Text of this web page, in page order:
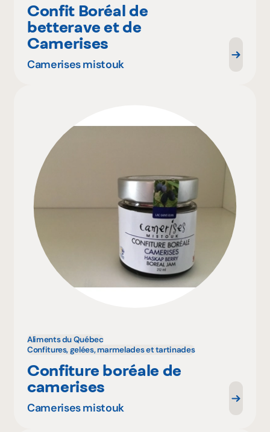
Confit Boréal de
betterave et de
Camerises
Camerises mistouk
Aliments du Québec
Confitures, gelées, marmelades et tartinades
Confiture boréale de
camerises
Camerises mistouk